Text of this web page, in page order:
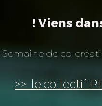
! Viens
Semaine de co-
>> le collectif